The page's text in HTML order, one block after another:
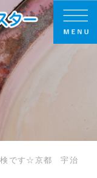
検です☆京都 宇治